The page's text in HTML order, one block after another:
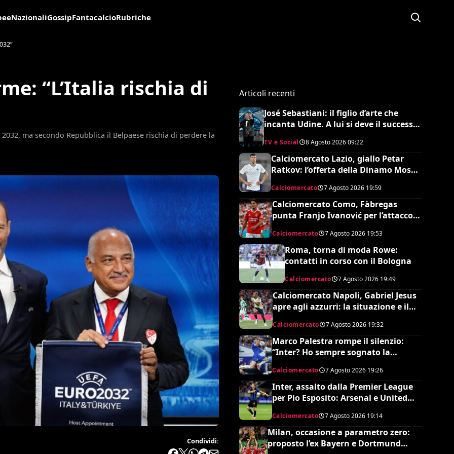
NazionaliGossipFantacalcioRubriche
“L’Italia rischia di
ma secondo Repubblica il Belpaese rischia di perdere la
Condividi:
Articoli recenti
José Sebastiani: il figlio d’arte che
incanta Udine. A lui si deve il successo
debutto in Serie A
TV e Social 8 Agosto 202609:22
Calciomercato Lazio, giallo Petar
Ratkov: l’offerta della Dinamo Mosca
e la smentita dell’agente
Calciomercato 7 Agosto 2026 19:59
Calciomercato Como, Fàbregas
punta Franjo Ivanović per l’attacco:
il punto sulla trattativa
Calciomercato 7 Agosto 2026 19:53
Roma, torna di moda Rowe:
contatti in corso con il Bologna
Calciomercato 7 Agosto 2026 19:49
Calciomercato Napoli, Gabriel Jesus
apre agli azzurri: la situazione e il
Calciomercato 7 Agosto 2026 19:32
Marco Palestra rompe il silenzio:
“Inter? Ho sempre sognato la
Calciomercato 7 Agosto 2026 19:26
Inter, assalto dalla Premier League
per Pio Esposito: Arsenal e United
pronti al maxi rilancio
Calciomercato 7 Agosto 2026 19:14
Milan, occasione a parametro zero:
proposto l’ex Bayern e Dortmund